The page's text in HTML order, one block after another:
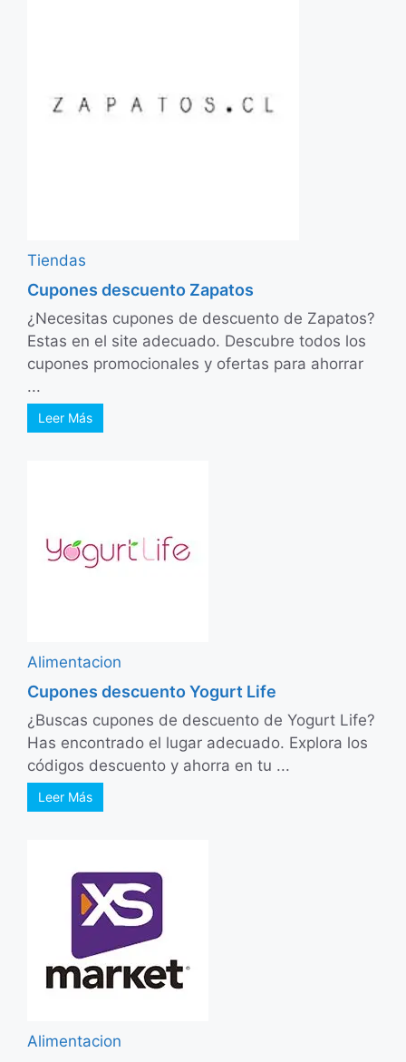
Tiendas
Cupones descuento Zapatos
¿Necesitas cupones de descuento de Zapatos?
Estas en el site adecuado. Descubre todos los
cupones promocionales y ofertas para ahorrar
...
Leer Más
Alimentacion
Cupones descuento Yogurt Life
¿Buscas cupones de descuento de Yogurt Life?
Has encontrado el lugar adecuado. Explora los
códigos descuento y ahorra en tu ...
Leer Más
Alimentacion